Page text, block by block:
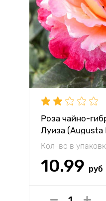
Роза чайно-
Луиза (Augusta
Кол-во в
10.99 руб